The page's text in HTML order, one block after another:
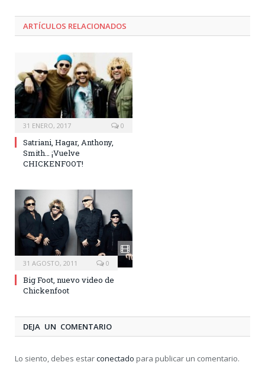
ARTÍCULOS RELACIONADOS
31 ENERO, 2017 0
Satriani, Hagar, Anthony,
Smith… ¡Vuelve
CHICKENFOOT!
31 AGOSTO, 2011 0
Big Foot, nuevo video de
Chickenfoot
DEJA UN COMENTARIO
Lo siento, debes estarconectado para publicar un comentario.